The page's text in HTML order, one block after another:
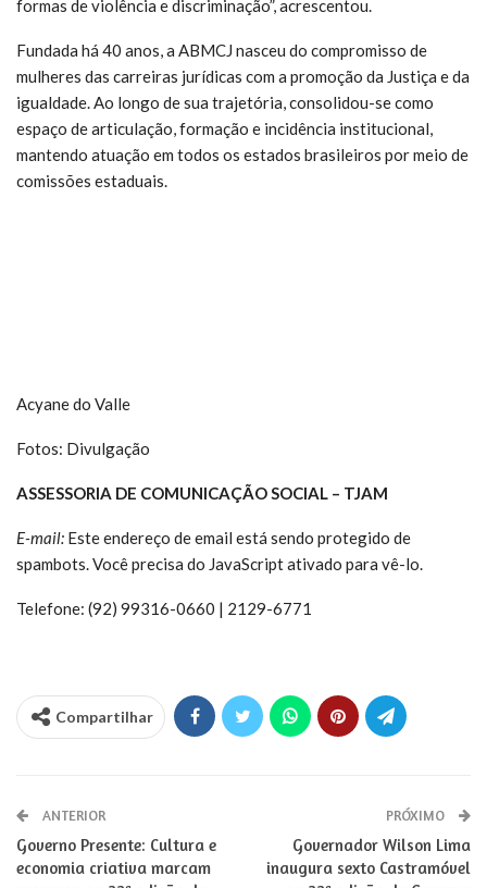
formas de violência e discriminação”, acrescentou.
Fundada há 40 anos, a ABMCJ nasceu do compromisso de
mulheres das carreiras jurídicas com a promoção da Justiça e da
igualdade. Ao longo de sua trajetória, consolidou-se como
espaço de articulação, formação e incidência institucional,
mantendo atuação em todos os estados brasileiros por meio de
comissões estaduais.
Acyane do Valle
Fotos: Divulgação
ASSESSORIA DE COMUNICAÇÃO SOCIAL – TJAM
E-mail: Este endereço de email está sendo protegido de
spambots. Você precisa do JavaScript ativado para vê-lo.
Telefone: (92) 99316-0660 | 2129-6771
Compartilhar
ANTERIOR
Governo Presente: Cultura e
economia criativa marcam
PRÓXIMO
Governador Wilson Lima
inaugura sexto Castramóvel